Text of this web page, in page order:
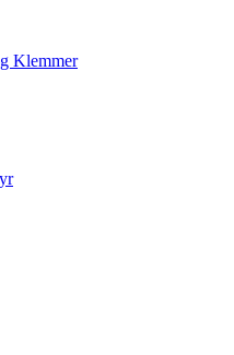
Klemmer